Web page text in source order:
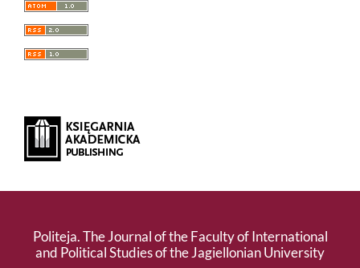
Politeja. The Journal of the Faculty of International
and Political Studies of the Jagiellonian University